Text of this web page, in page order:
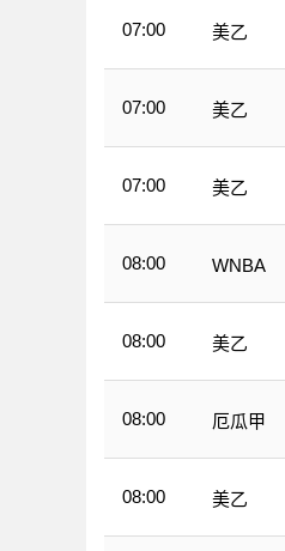
07:00 美乙
07:00 美乙
07:00 美乙
08:00 WNBA
08:00 美乙
08:00 厄瓜甲
08:00 美乙